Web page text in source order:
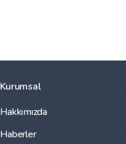
Kurumsal
Hakkımızda
Haberler